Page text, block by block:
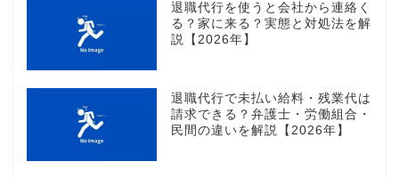
退職代行を使うと会社から連絡く
る？家に来る？実態と対処法を解
説【2026年】
退職代行で未払い給料・残業代は
請求できる？弁護士・労働組合・
民間の違いを解説【2026年】